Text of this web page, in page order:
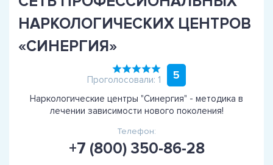
НАРКОЛОГИЧЕСКИХ ЦЕНТРОВ
«СИНЕРГИЯ»
Проголосовали: 1 5
Наркологические центры "Синергия" - методика в
лечении зависимости нового поколения!
Телефон:
+7 (800) 350-86-28